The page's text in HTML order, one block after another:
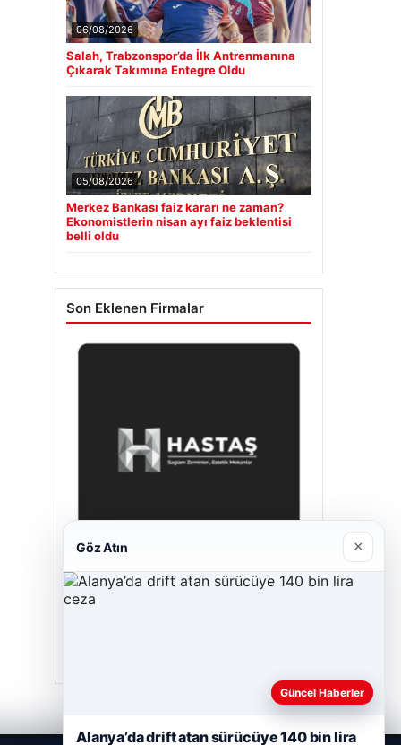
06/08/2026
Salah, Trabzonspor’da İlk Antrenmanına
Çıkarak Takımına Entegre Oldu
05/08/2026
Merkez Bankası faiz kararı ne zaman?
Ekonomistlerin nisan ayı faiz beklentisi
belli oldu
Son Eklenen Firmalar
Hastaş Beton
Göz Atın ×
Güncel Haberler
Alanya’da drift atan sürücüye 140 bin lira